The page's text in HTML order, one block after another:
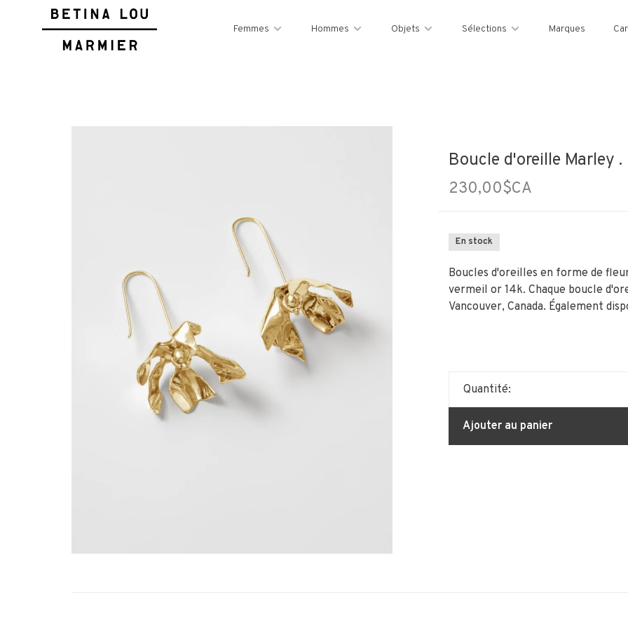
Femmes Hommes Objets Sélections Marques
Boucle d'oreille Marley
230,00$CA
En stock
Boucles d'oreilles en forme de
vermeil or 14k. Chaque boucle
Vancouver, Canada. Également
Quantité:
Ajouter au panier